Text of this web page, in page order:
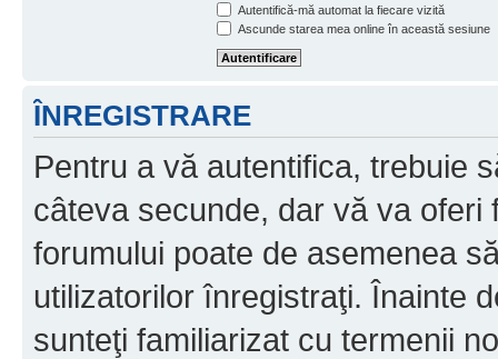
Autentifică-mă automat la fiecare vizită
Ascunde starea mea online în această sesiune
ÎNREGISTRARE
Pentru a vă autentifica, trebuie
câteva secunde, dar vă va oferi
forumului poate de asemenea
utilizatorilor înregistraţi. Înainte
sunteţi familiarizat cu termenii